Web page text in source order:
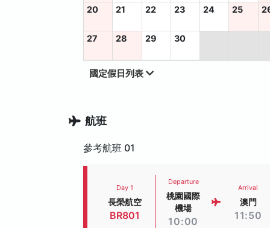
20 21 22 23 24 25
27 28 29 30
國定假日列表
航班
參考航班 01
Day 1
長榮航空
BR801
Departure
桃園國際
機場
10:00
Arrival
澳門
11:50